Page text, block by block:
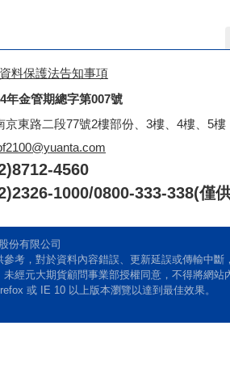
料保護法告知事項
年金管期總字第007號
京東路二段77號2樓部份、3樓、4樓、5樓
4560
1000/0800-333-338(僅
份有限公司
考，對於資料內容錯誤、更新延誤或傳輸中
經元大期貨顧問事業部授權同意，不得將網站
或 IE 10 以上版本瀏覽以達到最佳效果。